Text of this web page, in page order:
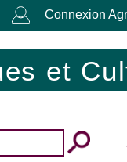
Connexion
et